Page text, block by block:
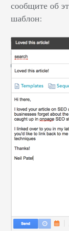
сообщите об
шаблон: